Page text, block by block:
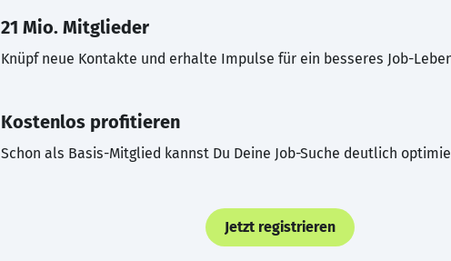
21 Mio. Mitglieder
Knüpf neue Kontakte und erhalte Impulse für ein besseres Job-
Kostenlos profitieren
Schon als Basis-Mitglied kannst Du Deine Job-Suche deutlich
Jetzt registrieren